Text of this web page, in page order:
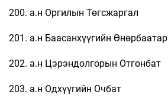
200. а.н Оргилын Төгсжаргал
201. а.н Баасанхүүгийн Өнөрбаатар
202. а.н Цэрэндолгорын Отгонбат
203. а.н Одхүүгийн Очбат